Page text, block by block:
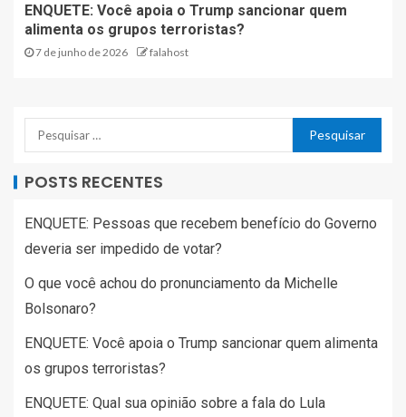
ENQUETE: Você apoia o Trump sancionar quem
alimenta os grupos terroristas?
7 de junho de 2026 falahost
POSTS RECENTES
ENQUETE: Pessoas que recebem benefício do Governo
deveria ser impedido de votar?
O que você achou do pronunciamento da Michelle
Bolsonaro?
ENQUETE: Você apoia o Trump sancionar quem alimenta
os grupos terroristas?
ENQUETE: Qual sua opinião sobre a fala do Lula